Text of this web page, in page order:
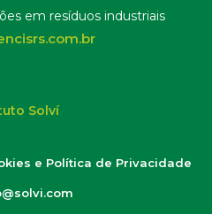
em resíduos industriais
Solví
e Política de Privacidade